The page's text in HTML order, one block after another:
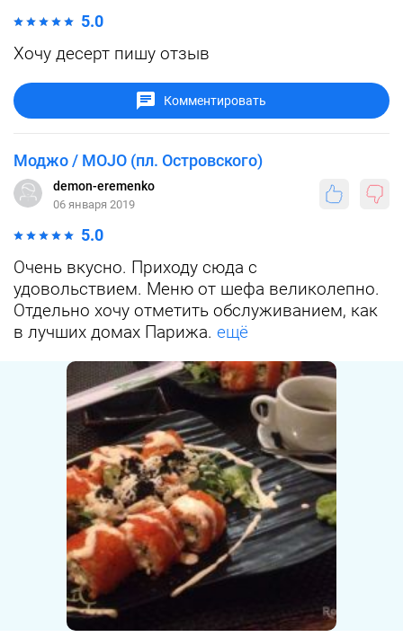
5.0
Хочу десерт пишу отзыв
Комментировать
Моджо / MOJO (пл. Островского)
demon-eremenko
06 января 2019
5.0
Очень вкусно. Приходу сюда с
удовольствием. Меню от шефа великолепно.
Отдельно хочу отметить обслуживанием, как
в лучших домах Парижа. ещё